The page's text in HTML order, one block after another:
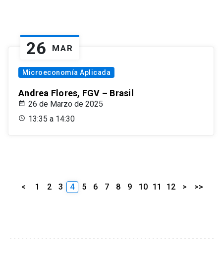
26 MAR
Microeconomía Aplicada
Andrea Flores, FGV – Brasil
26 de Marzo de 2025
13:35 a 14:30
< 1 2 3 4 5 6 7 8 9 10 11 12 > >>